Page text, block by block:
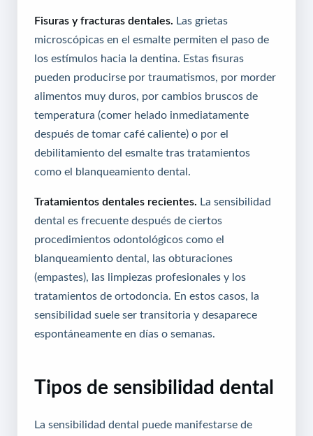
Fisuras y fracturas dentales. Las grietas
microscópicas en el esmalte permiten el paso de
los estímulos hacia la dentina. Estas fisuras
pueden producirse por traumatismos, por morder
alimentos muy duros, por cambios bruscos de
temperatura (comer helado inmediatamente
después de tomar café caliente) o por el
debilitamiento del esmalte tras tratamientos
como el blanqueamiento dental.
Tratamientos dentales recientes. La sensibilidad
dental es frecuente después de ciertos
procedimientos odontológicos como el
blanqueamiento dental, las obturaciones
(empastes), las limpiezas profesionales y los
tratamientos de ortodoncia. En estos casos, la
sensibilidad suele ser transitoria y desaparece
espontáneamente en días o semanas.
Tipos de sensibilidad dental
La sensibilidad dental puede manifestarse de